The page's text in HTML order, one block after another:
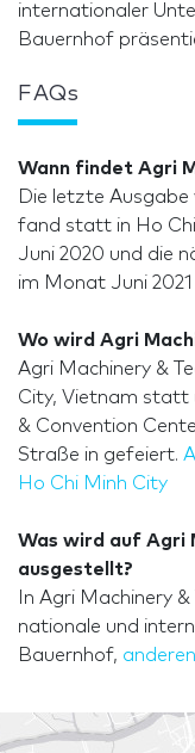
internationaler
Bauernhof
FAQs
Wann findet Agri
Die letzte Ausgabe
fand statt in Ho Chi
Juni 2020 und die
im Monat Juni
Wo wird Agri
Agri Machinery &
City, Vietnam statt
& Convention
Straße in gefeiert.
Ho Chi Minh City
Was wird auf Agri
ausgestellt?
In Agri Machinery
nationale und
Bauernhof,